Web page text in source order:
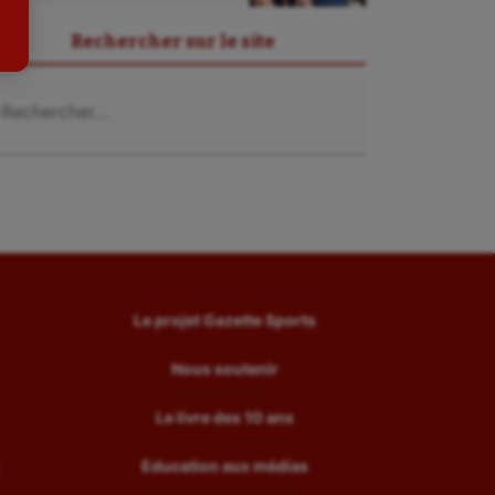
Tir à l'arc
Water-polo
Rechercher sur le site
Le projet Gazette Sports
Nous soutenir
Le livre des 10 ans
Education aux médias